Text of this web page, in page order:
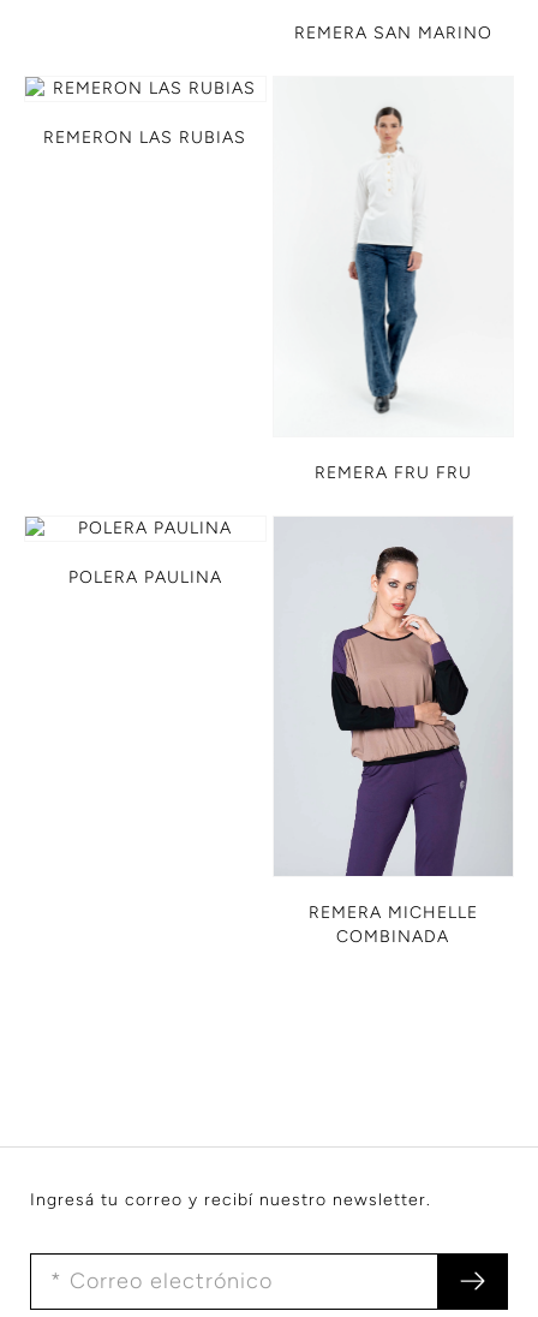
REMERA SAN MARINO
REMERON LAS RUBIAS
REMERA FRU FRU
POLERA PAULINA
REMERA MICHELLE
COMBINADA
Ingresá tu correo y recibí nuestro newsletter.